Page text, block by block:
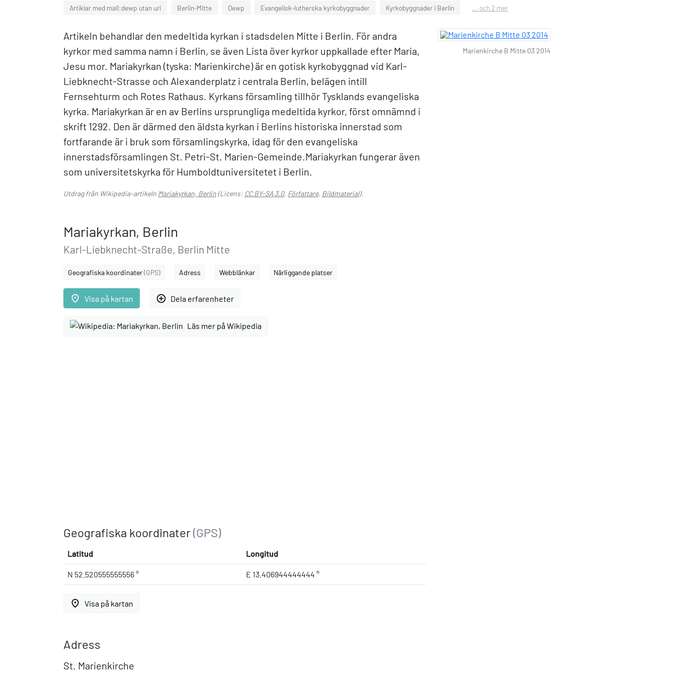
Artiklar med mall:dewp utan url Berlin-Mitte Dewp Evangelisk-lutherska kyrkobyggnader Kyrkobyggnader i Berlin ... och 2 mer
Artikeln behandlar den medeltida kyrkan i stadsdelen Mitte i Berlin. För andra
kyrkor med samma namn i Berlin, se även Lista över kyrkor uppkallade efter Maria,
Jesu mor. Mariakyrkan (tyska: Marienkirche) är en gotisk kyrkobyggnad vid Karl-
Liebknecht-Strasse och Alexanderplatz i centrala Berlin, belägen intill
Fernsehturm och Rotes Rathaus. Kyrkans församling tillhör Tysklands evangeliska
kyrka. Mariakyrkan är en av Berlins ursprungliga medeltida kyrkor, först omnämnd i
skrift 1292. Den är därmed den äldsta kyrkan i Berlins historiska innerstad som
fortfarande är i bruk som församlingskyrka, idag för den evangeliska
innerstadsförsamlingen St. Petri-St. Marien-Gemeinde.Mariakyrkan fungerar även
som universitetskyrka för Humboldtuniversitetet i Berlin.
Utdrag från Wikipedia-artikeln Mariakyrkan, Berlin(Licens: CC BY-SA 3.0, Författare, Bildmaterial).
Mariakyrkan, Berlin
Karl-Liebknecht-Straße, Berlin Mitte
Geografiska koordinater(GPS) Adress Webblänkar Närliggande platser
place Visa på kartan add_circle_outline Dela erfarenheter
Läs mer på Wikipedia
Geografiska koordinater(GPS)
Latitud Longitud
N 52.520555555556 ° E 13.406944444444 °
place Visa på kartan
Adress
St. Marienkirche
Marienkirche B Mitte 03 2014